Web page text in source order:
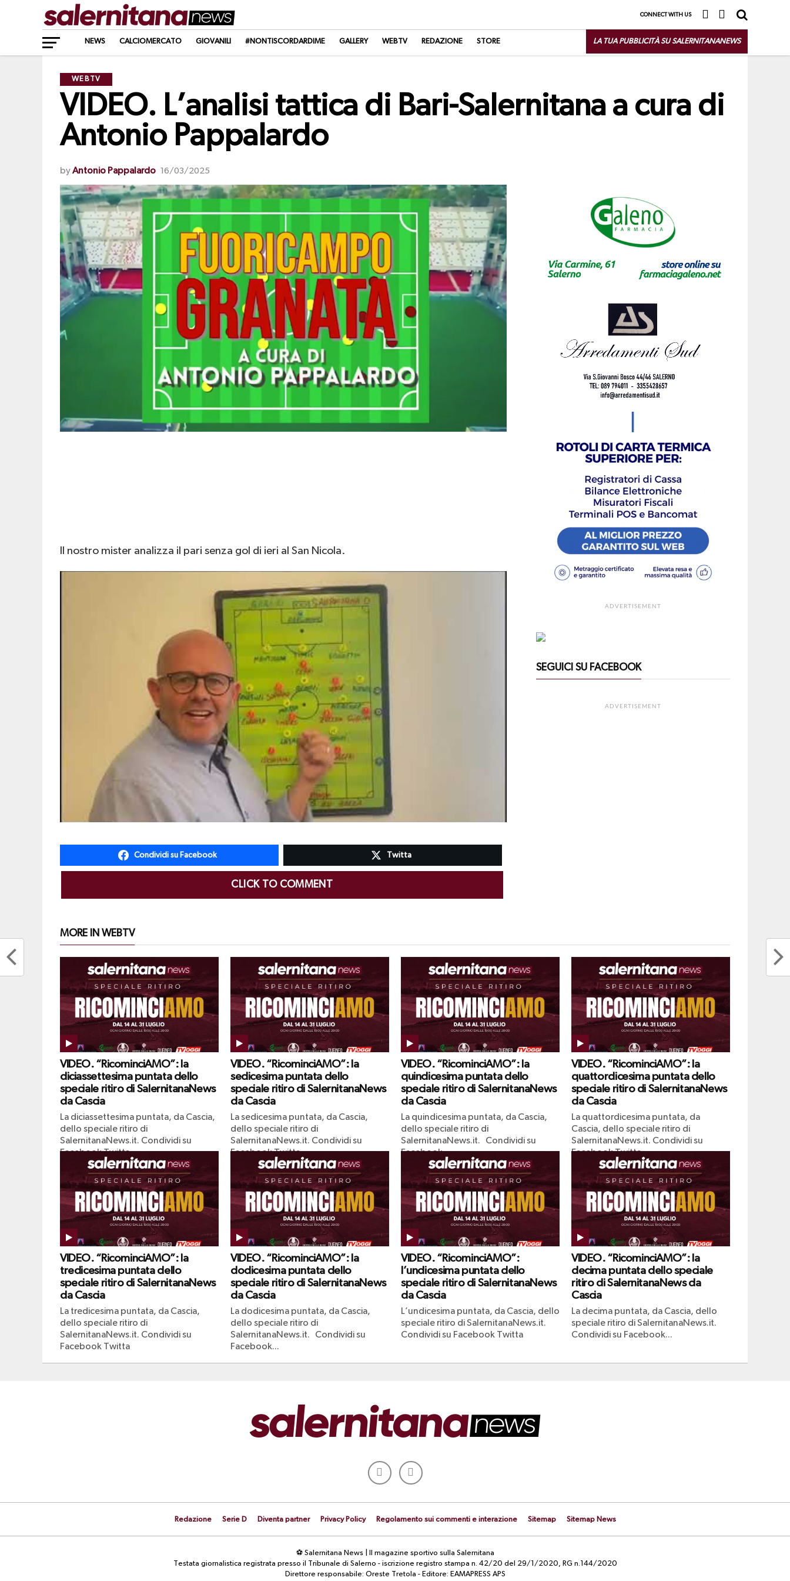
CONNECT WITH US
NEWS CALCIOMERCATO GIOVANILI #NONTISCORDARDIME GALLERY WEBTV REDAZIONE STORE LA TUA PUBBLICITÀ SU SALERNITANANEWS
WEBTV
VIDEO. L’analisi tattica di Bari-Salernitana a cura di
Antonio Pappalardo
byAntonio Pappalardo 16/03/2025
Il nostro mister analizza il pari senza gol di ieri al San Nicola.
Condividi su Facebook Twitta
CLICK TO COMMENT
ADVERTISEMENT
SEGUICI SU FACEBOOK
ADVERTISEMENT
MORE IN WEBTV
VIDEO. “RicominciAMO”: la
diciassettesima puntata dello
speciale ritiro di SalernitanaNews
da Cascia
La diciassettesima puntata, da Cascia,
dello speciale ritiro di
SalernitanaNews.it. Condividi su
Facebook Twitta
VIDEO. “RicominciAMO”: la
sedicesima puntata dello
speciale ritiro di SalernitanaNews
da Cascia
La sedicesima puntata, da Cascia,
dello speciale ritiro di
SalernitanaNews.it. Condividi su
Facebook Twitta
VIDEO. “RicominciAMO”: la
quindicesima puntata dello
speciale ritiro di SalernitanaNews
da Cascia
La quindicesima puntata, da Cascia,
dello speciale ritiro di
SalernitanaNews.it. Condividi su
Facebook...
VIDEO. “RicominciAMO”: la
quattordicesima puntata dello
speciale ritiro di SalernitanaNews
da Cascia
La quattordicesima puntata, da
Cascia, dello speciale ritiro di
SalernitanaNews.it. Condividi su
Facebook Twitta
VIDEO. “RicominciAMO”: la
tredicesima puntata dello
speciale ritiro di SalernitanaNews
da Cascia
La tredicesima puntata, da Cascia,
dello speciale ritiro di
SalernitanaNews.it. Condividi su
Facebook Twitta
VIDEO. “RicominciAMO”: la
dodicesima puntata dello
speciale ritiro di SalernitanaNews
da Cascia
La dodicesima puntata, da Cascia,
dello speciale ritiro di
SalernitanaNews.it. Condividi su
Facebook...
VIDEO. “RicominciAMO”:
l’undicesima puntata dello
speciale ritiro di SalernitanaNews
da Cascia
L’undicesima puntata, da Cascia, dello
speciale ritiro di SalernitanaNews.it.
Condividi su Facebook Twitta
VIDEO. “RicominciAMO”: la
decima puntata dello speciale
ritiro di SalernitanaNews da
Cascia
La decima puntata, da Cascia, dello
speciale ritiro di SalernitanaNews.it.
Condividi su Facebook...
Redazione Serie D Diventa partner Privacy Policy Regolamento sui commenti e interazione Sitemap Sitemap News
⚽ Salernitana News | Il magazine sportivo sulla Salernitana
Testata giornalistica registrata presso il Tribunale di Salerno - iscrizione registro stampa n. 42/20 del 29/1/2020, RG n.144/2020
Direttore responsabile: Oreste Tretola - Editore: EAMAPRESS APS